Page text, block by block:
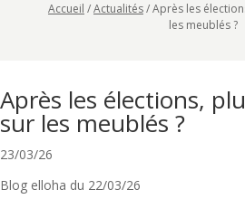
Accueil /Actualités/Après les
les meublés ?
Après les élections,
sur les meublés ?
23/03/26
Blog elloha du 22/03/26